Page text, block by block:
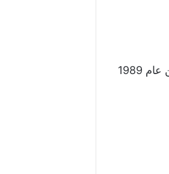
فاز الرجاء البيضاوي المغربي 8 ألقاب قارية منذ تأسيسه حتى الآن، والبداية كانت من عام 1989